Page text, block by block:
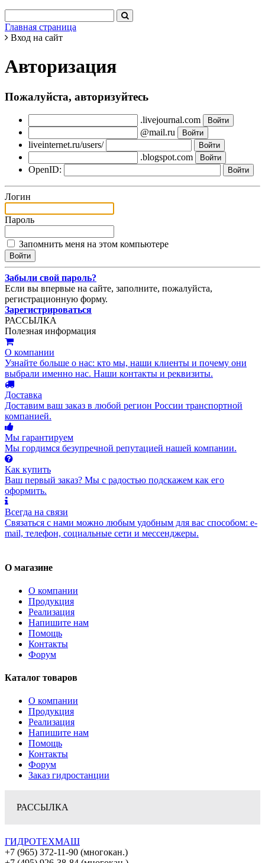
Главная страница
Вход на сайт
Авторизация
Пожалуйста, авторизуйтесь
.livejournal.com
@mail.ru
liveinternet.ru/users/
.blogspot.com
OpenID:
Логин
Пароль
Запомнить меня на этом компьютере
Забыли свой пароль?
Если вы впервые на сайте, заполните, пожалуйста,
регистрационную форму.
Зарегистрироваться
РАССЫЛКА
Полезная информация
О компании
Узнайте больше о нас: кто мы, наши клиенты и почему они
выбрали именно нас. Наши контакты и реквизиты.
Доставка
Доставим ваш заказ в любой регион России транспортной
компанией.
Мы гарантируем
Мы гордимся безупречной репутацией нашей компании.
Как купить
Ваш первый заказ? Мы с радостью подскажем как его
оформить.
Всегда на связи
Связаться с нами можно любым удобным для вас способом: e-
mail, телефон, социальные сети и мессенджеры.
О магазине
О компании
Продукция
Реализация
Напишите нам
Помощь
Контакты
Форум
Каталог товаров
О компании
Продукция
Реализация
Напишите нам
Помощь
Контакты
Форум
Заказ гидростанции
РАССЫЛКА
ГИДРОТЕХМАШ
+7 (965) 372-11-90 (многокан.)